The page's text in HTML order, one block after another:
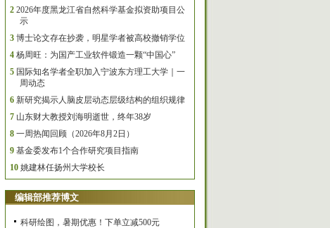
2 2026年度黑龙江省自然科学基金拟资助项目公
示
3 博士论文存在抄袭，明星学者被高校撤销学位
4 杨周旺：为国产工业软件锻造一颗“中国心”
5 国际知名学者全职加入宁波东方理工大学｜一
周动态
6 新研究揭示人脑皮层动态层级结构的组织规律
7 山东财大教授刘海明逝世，终年38岁
8 一周热闻回顾（2026年8月2日）
9 基金委发布1个合作研究项目指南
10 姚建林任扬州大学校长
编辑部推荐博文
科研绘图，暑期优惠！下单立减500元